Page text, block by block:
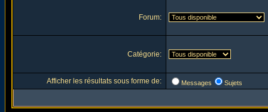
Forum:
Catégorie:
Afficher les résultats sous forme de: Messages Sujets